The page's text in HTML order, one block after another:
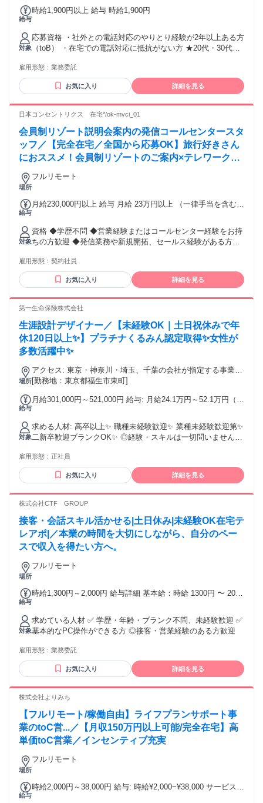
給与
時給1,900円以上 給与 時給1,900円
対象
応募資格 ・社外との電話対応のやりとり経験が2年以上ある方
（toB） ・在宅での電話対応に抵抗がない方 ★20代・30代が
時間を削りたい ・リモートでも適度にコミュニケーションが
とりたい ・今までの経験を活かして働き方を変えたい
雇用形態： 業務委託
お気に入り 詳細を見る
日本コンセントリクス 在宅*/ok-mvci_01
会員制リゾート説明会案内の発信コールセンタースタ
ッフ／【完全在宅／全国から応募OK】旅行好きさん
におススメ！会員制リゾートのご案内×テレワーク・
リモートワーク◎月収34万円以上も可能！
場所
フルリモート
給与
月給230,000円以上 給与 月給 23万円以上 （一律手当を含む）
間4ヶ月(同条件) ※以降3ヶ月更新 ＜在宅ならこんな悩みが解
決されます＞ ◎住んでいる街に仕事が少なくて困っている ⇒
就業環境をクリアすればご自宅で業務可能！ ◎家族が転勤族
で居住を転々とするのが辛い ⇒ 東京都・横浜市・大阪市・名
務可能です！ ◎職場が遠く通勤時間が長い ⇒ 通勤時間０
分、余暇でプライベートも充実♪
対象
資格 ◆学歴不問 ◆営業経験またはコールセンター経験をお持
ちの方歓迎 ◆発信業務や新規開拓、セールス経験がある方は
特に歓迎 ◆接客業経験者や旅行が好きな方歓迎 ◆明るく丁寧
に、お客様との会話を楽しめる方 ◆人との会話が好きな方、
人に喜ばれる仕事がしたい方 【必須条件】 ・パソコンの基本
出来る方 ・ご自宅に個室があること ┗業務プライバシーを確
支障がない、室内も静かな環境を保てる 第三者が入室できな
い・窓からディスプレイが見えない環境 ・インターネット光
回線(自己負担で設置)を保持していること ・貸与品をご自身
で設定可能な方 ＜光回線は以下条件必須＞ ※最低でもアップ
ロード20Mbps・ダウンロード30Mbps速度を保持しているこ
と ※LANケーブルを使用しての有線接続が必須です。wifi環境
PC・モニター・キーボード・マウス・ヘッドセット・ウェブ
雇用形態： 契約社員
お気に入り 詳細を見る
第一生命保険株式会社
生涯設計デザイナー／【未経験OK｜土日祝休みで年
休120日以上✨】プラチナくるみん認定取得✨女性が
多数活躍中✨
場所
アクセス: 東京・神奈川・埼玉、千葉の会社が指定する事業所
等 自宅から通える範囲で勤務いただき、転居を伴う異動はあ
間の勤務地> 入社後6ヶ月は、配属支社に近いキャリアカレッ
相談可能です。7ヶ月以降は東京・神奈川・埼玉、千葉に所在
する営業オフィスの勤務となります。
[勤務地：東京都福生市東町]
給与
月給301,000円～521,000円 給与: 月給24.1万円～52.1万円（固
月給最大52.1万円 ・アドバンスコース 月給30.1万円～（32.1
万円～） ・ベーシックコース 月給24.1万円～（26.1万円～）
※（）は東京23区内の場合 入社時のコースに応じた月額給与
となり、コースは選考結果（面接・当社所定の試験・前職給
明させていただきます。 【給与シミュレーション✨】 月給28
万円の場合：年収441万円／入社2年目 月給52万円の場合：年
収801万円／入社5年目 ✼┈┈┈┈┈┈┈┈┈┈┈┈┈┈┈┈┈┈┈✼
対象
求める人材: 高卒以上✨ 職種未経験歓迎✨ 業種未経験歓迎第✨
二新卒歓迎ブランクOK✨ ◎経験・スキルは一切問いません。
てはまる方は大歓迎！✨／ ◆ライフステージが変わっても働
き続けたい方 ◆未経験から知識を身につけたい方 ◆安定企業
で腰を据えたい方 ◆努力が評価される環境で働きたい方 ＝＝
験入社です。先輩たちの前職は、販売職・事務職・介護士・
ず、さまざまな方が生涯設計デザイナーとして活躍していま
す！ ✼┈┈┈┈┈┈┈┈┈┈┈┈┈┈┈┈┈┈┈✼
雇用形態： 正社員
お気に入り 詳細を見る
株式会社CTF GROUP
接客・会話スキル活かせる|土日休み|未経験OK在宅テ
レアポ|／本業の時間を大切にしながら、自分のペー
スで収入を得たい方へ。
場所
フルリモート
給与
時給1,300円～2,000円 給与詳細 基本給：時給 1300円 〜 2000
る） スキル・成果次第で時給UP！
対象
求めている人材 ✅ 学歴・年齢・ブランク不問、未経験歓迎 ✅
基本的なPC操作ができる方 ◎接客・営業経験のある方歓迎
雇用形態： 業務委託
お気に入り 詳細を見る
株式会社よりみち
【フルリモート/稼働自由】ライフプランサポート事
業のtoC営...／【月収150万円以上可能/完全在宅】高
単価toC営業／インセンティブ充実
場所
フルリモート
給与
時給2,000円～38,000円 給与: 時給¥2,000~¥38,000 サービス成